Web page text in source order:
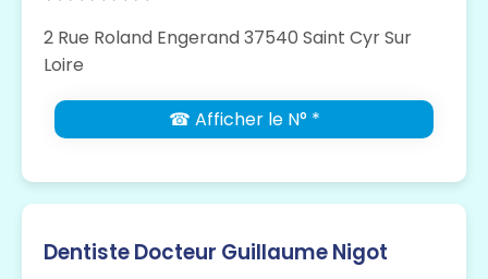
2 Rue Roland Engerand 37540 Saint Cyr Sur
Loire
☎ Afficher le N° *
Dentiste Docteur Guillaume Nigot